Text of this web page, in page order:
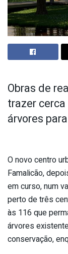
Obras de
trazer
árvores
O novo centro
Famalicão,
em curso, num
perto de três
às 116 que
árvores
conservação,